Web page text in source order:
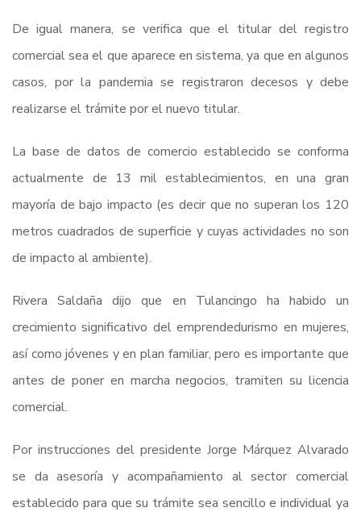
De igual manera, se verifica que el titular del registro
comercial sea el que aparece en sistema, ya que en algunos
casos, por la pandemia se registraron decesos y debe
realizarse el trámite por el nuevo titular.
La base de datos de comercio establecido se conforma
actualmente de 13 mil establecimientos, en una gran
mayoría de bajo impacto (es decir que no superan los 120
metros cuadrados de superficie y cuyas actividades no son
de impacto al ambiente).
Rivera Saldaña dijo que en Tulancingo ha habido un
crecimiento significativo del emprendedurismo en mujeres,
así como jóvenes y en plan familiar, pero es importante que
antes de poner en marcha negocios, tramiten su licencia
comercial.
Por instrucciones del presidente Jorge Márquez Alvarado
se da asesoría y acompañamiento al sector comercial
establecido para que su trámite sea sencillo e individual ya